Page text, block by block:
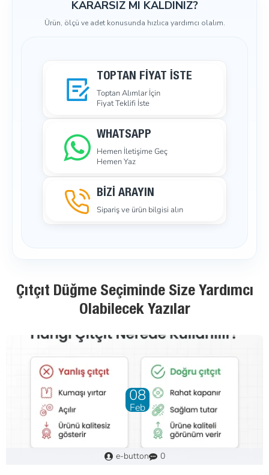
KARARSIZ MI KALDINIZ?
Ürün, ölçü ve adet konusunda hızlıca yardımcı olalım.
TOPTAN FIYAT İSTE
Toptan Alımlar İçin
Fiyat Teklifi İste
WHATSAPP
Hemen İletişime Geç
Hemen Yaz
BİZİ ARAYIN
Sipariş ve ürün bilgisi alın
Çıtçıt Düğme Seçiminde Size Yardımcı
Olabilecek Yazılar
01
May
Murat 3